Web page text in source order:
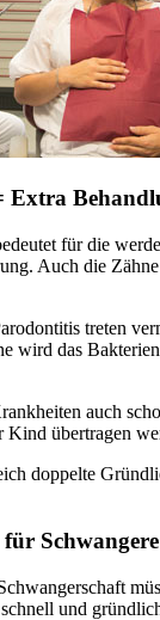
Extra
für die
Auch die
treten
wird das
auch
Kind übertragen
doppelte
Schwangere
und